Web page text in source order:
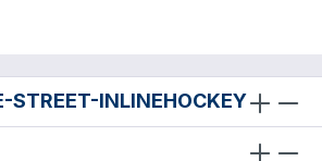
STREET-INLINEHOCKEY